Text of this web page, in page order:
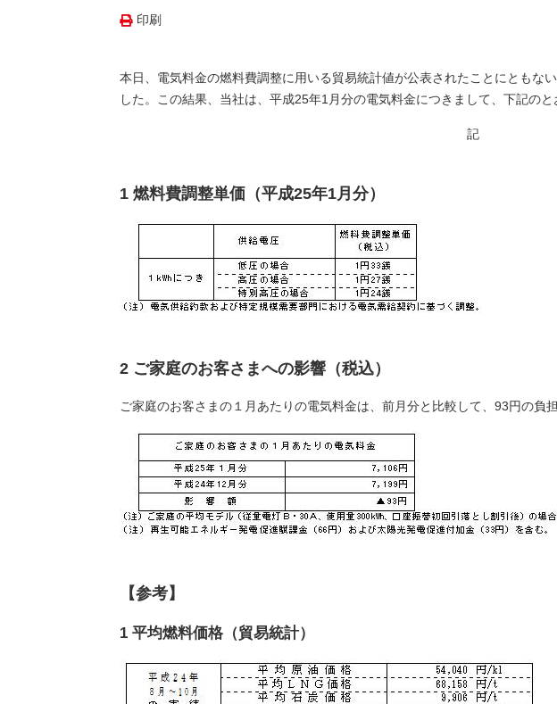
印刷
本日、電気料金の燃料費調整に用いる貿易統計値が公表されたことにともな
した。この結果、当社は、平成25年1月分の電気料金につきまして、下記のと
記
1 燃料費調整単価（平成25年1月分）
2 ご家庭のお客さまへの影響（税込）
ご家庭のお客さまの１月あたりの電気料金は、前月分と比較して、93円の負
【参考】
1 平均燃料価格（貿易統計）